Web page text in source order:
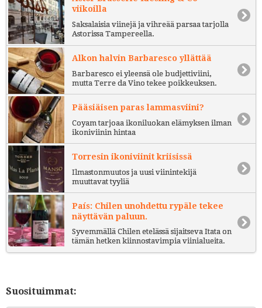
viikoilla
Saksalaisia viinejä ja vihreää parsaa tarjolla
Astorissa Tampereella.
Alkon halvin Barbaresco yllättää
Barbaresco ei yleensä ole budjettiviini,
mutta Terre da Vino tekee poikkeuksen.
Pääsiäisen paras lammasviini?
Coyam tarjoaa ikoniluokan elämyksen ilman
ikoniviinin hintaa
Torresin ikoniviinit kriisissä
Ilmastonmuutos ja uusi viinintekijä
muuttavat tyyliä
País: Chilen unohdettu rypäle tekee
näyttävän paluun.
Syvemmällä Chilen etelässä sijaitseva Itata on
tämän hetken kiinnostavimpia viinialueita.
Suosituimmat: